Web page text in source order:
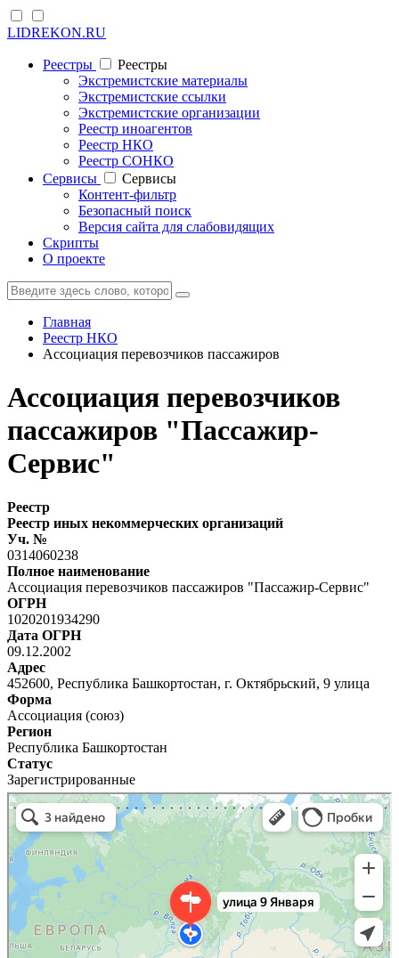
LIDREKON.RU
Реестры
Реестры
Экстремистские материалы
Экстремистские ссылки
Экстремистские организации
Реестр иноагентов
Реестр НКО
Реестр СОНКО
Cервисы
Cервисы
Контент-фильтр
Безопасный поиск
Версия сайта для слабовидящих
Скрипты
О проекте
Главная
Реестр НКО
Ассоциация перевозчиков пассажиров
Ассоциация перевозчиков
пассажиров "Пассажир-
Сервис"
Реестр
Реестр иных некоммерческих организаций
Уч. №
0314060238
Полное наименование
Ассоциация перевозчиков пассажиров "Пассажир-Сервис"
ОГРН
1020201934290
Дата ОГРН
09.12.2002
Адрес
452600, Республика Башкортостан, г. Октябрьский, 9 улица
Форма
Ассоциация (союз)
Регион
Республика Башкортостан
Статус
Зарегистрированные